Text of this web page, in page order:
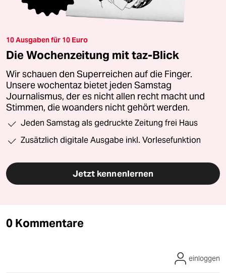
10 Ausgaben für 10 Euro
Die Wochenzeitung mit taz-Blick
Wir schauen den Superreichen auf die Finger.
Unsere wochentaz bietet jeden Samstag
Journalismus, der es nicht allen recht macht und
Stimmen, die woanders nicht gehört werden.
Jeden Samstag als gedruckte Zeitung frei Haus
Zusätzlich digitale Ausgabe inkl. Vorlesefunktion
Jetzt kennenlernen
0 Kommentare
einloggen